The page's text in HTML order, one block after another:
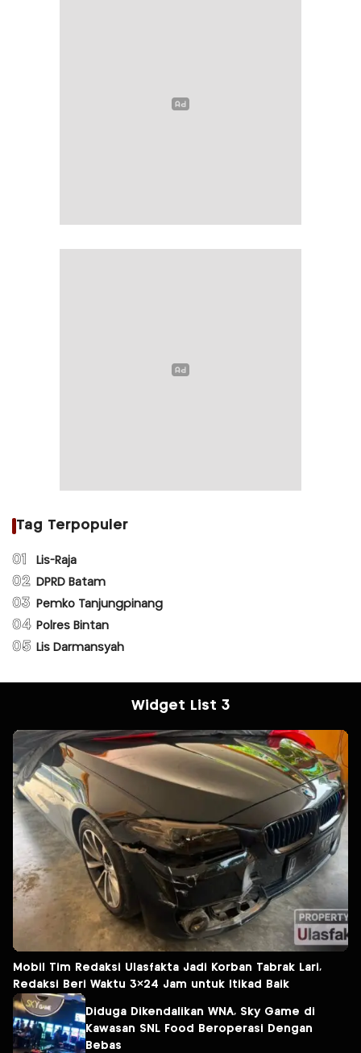
Tag Terpopuler
01 Lis-Raja
02 DPRD Batam
03 Pemko Tanjungpinang
04 Polres Bintan
05 Lis Darmansyah
Widget List 3
Mobil Tim Redaksi Ulasfakta Jadi Korban Tabrak Lari,
Redaksi Beri Waktu 3×24 Jam untuk Itikad Baik
Diduga Dikendalikan WNA, Sky Game di
Kawasan SNL Food Beroperasi Dengan
Bebas